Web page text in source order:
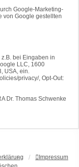
Google-Marketing-
von Google gestellten
bei Eingaben in
LLC, 1600
USA, ein.
privacy/, Opt-Out:
Dr. Thomas Schwenke
Impressum